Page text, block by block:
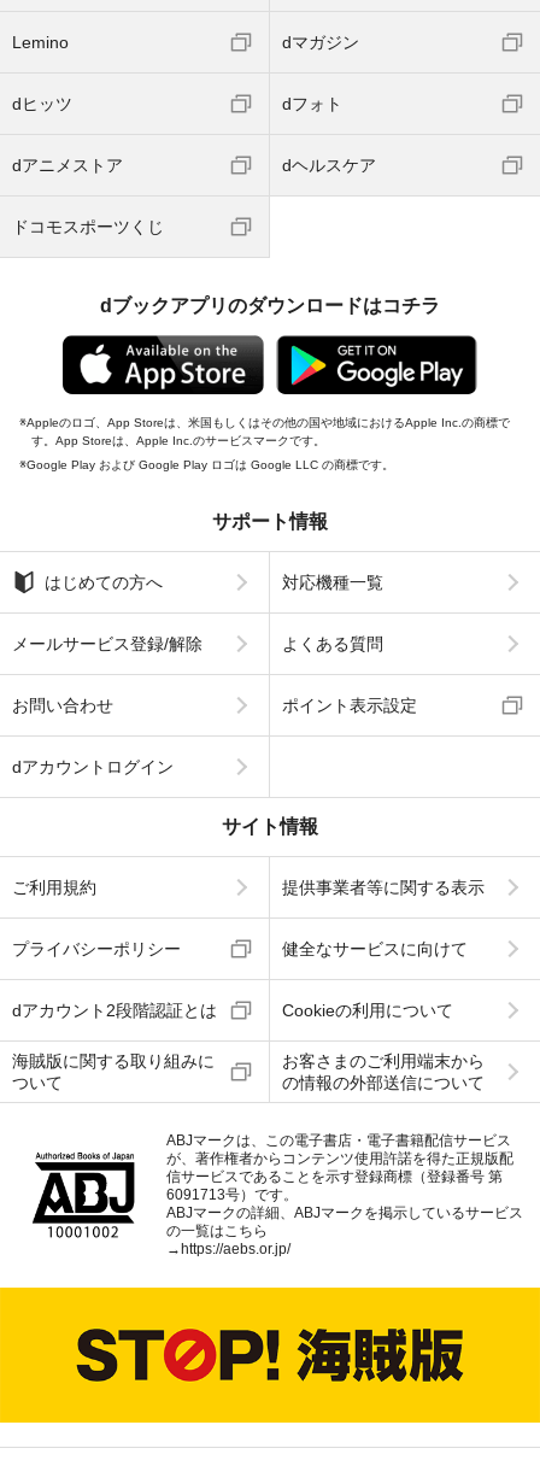
Lemino dマガジン
dヒッツ dフォト
dアニメストア dヘルスケア
ドコモスポーツくじ
dブックアプリのダウンロードはコチラ
Appleのロゴ、App Storeは、米国もしくはその他の国や地域におけるApple Inc.の商標で
す。App Storeは、Apple Inc.のサービスマークです。
Google Play および Google Play ロゴは Google LLC の商標です。
サポート情報
はじめての方へ 対応機種一覧
メールサービス登録/解除 よくある質問
お問い合わせ ポイント表示設定
dアカウントログイン
サイト情報
ご利用規約 提供事業者等に関する表示
プライバシーポリシー 健全なサービスに向けて
dアカウント2段階認証とは Cookieの利用について
海賊版に関する取り組みに
ついて
お客さまのご利用端末から
の情報の外部送信について
ABJマークは、この電子書店・電子書籍配信サービス
が、著作権者からコンテンツ使用許諾を得た正規版配
信サービスであることを示す登録商標（登録番号 第
6091713号）です。
ABJマークの詳細、ABJマークを掲示しているサービス
の一覧はこちら
→https://aebs.or.jp/